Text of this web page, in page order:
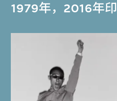
1979年，2016年印